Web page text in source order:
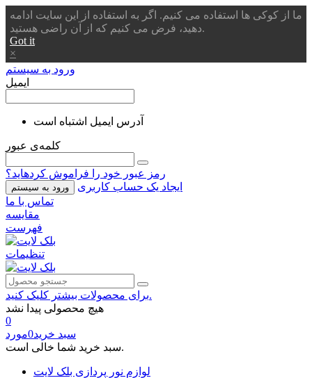
ما از کوکی ها استفاده می کنیم. اگر به استفاده از این سایت ادامه
دهید، فرض می کنیم که از آن راضی هستید.
Got it
×
ورود به سیستم
ایمیل
آدرس ایمیل اشتباه است
کلمه‌ی عبور
رمز عبور خود را فراموش کردهاید؟
ورود به سیستم
ایجاد یک حساب کاربری
تماس با ما
مقایسه
فهرست
تنظیمات
برای محصولات بیشتر کلیک کنید.
هیچ محصولی پیدا نشد
0
سبد خرید0مورد
سبد خرید شما خالی است.
لوازم نور پردازی بلک لایت